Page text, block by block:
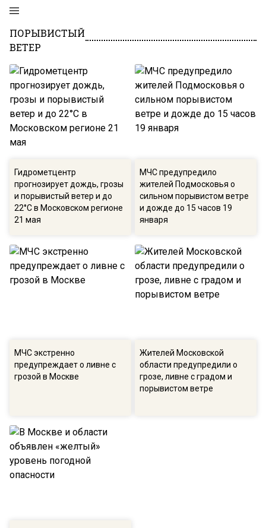
ПОРЫВИСТЫЙ
ВЕТЕР
Гидрометцентр
прогнозирует дождь, грозы
и порывистый ветер и до
22°C в Московском регионе
21 мая
МЧС предупредило
жителей Подмосковья о
сильном порывистом ветре
и дожде до 15 часов 19
января
МЧС экстренно
предупреждает о ливне с
грозой в Москве
Жителей Московской
области предупредили о
грозе, ливне с градом и
порывистом ветре